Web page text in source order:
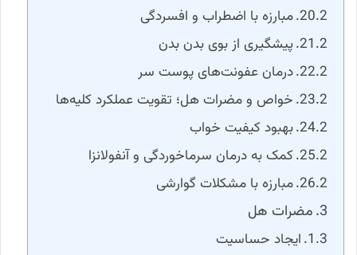
مبارزه با اضطراب و افسردگی
پیشگیری از بوی بدن بدن
درمان عفونت‌های پوست سر
خواص و مضرات هل؛ تقویت عملکرد کلیه‌ها
بهبود کیفیت خواب
کمک به درمان سرماخوردگی و آنفولانزا
مبارزه با مشکلات گوارشی
مضرات هل
ایجاد حساسیت